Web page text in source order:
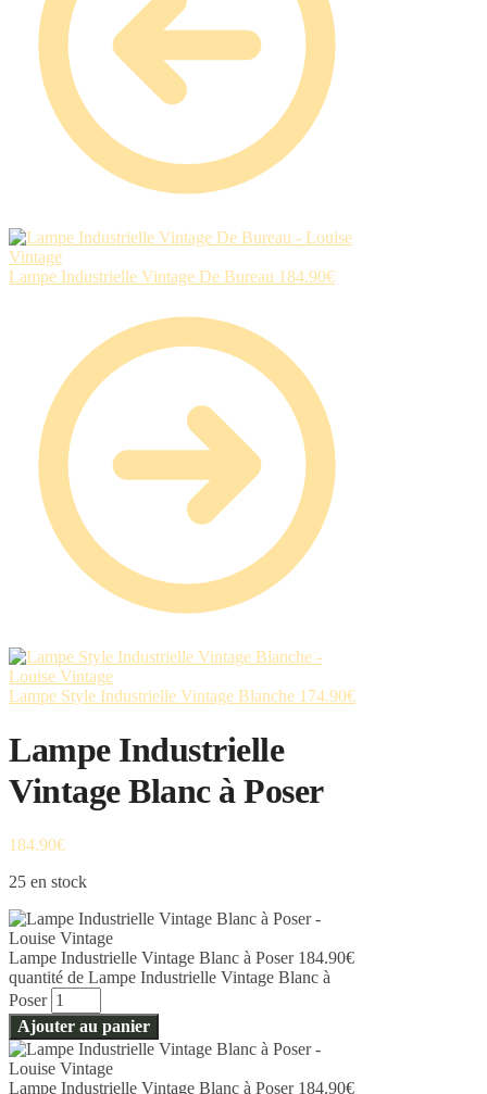
Lampe Industrielle Vintage De Bureau 184.90€
Lampe Style Industrielle Vintage Blanche 174.90€
Lampe Industrielle
Vintage Blanc à Poser
184.90€
25 en stock
Lampe Industrielle Vintage Blanc à Poser 184.90€
quantité de Lampe Industrielle Vintage Blanc à
Poser
Ajouter au panier
Lampe Industrielle Vintage Blanc à Poser 184.90€